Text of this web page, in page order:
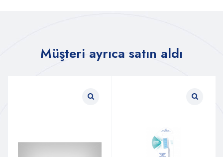
Müşteri ayrıca satın aldı